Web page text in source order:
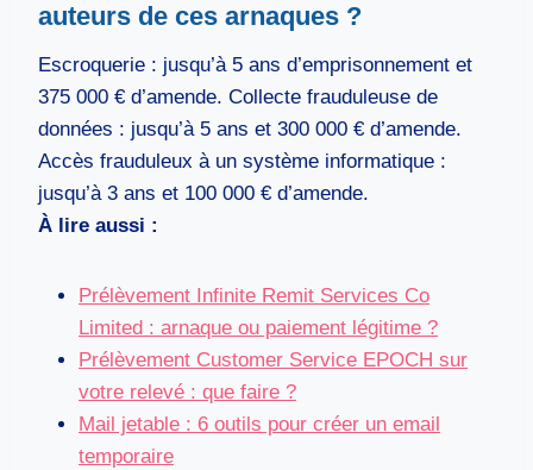
auteurs de ces arnaques ?
Escroquerie : jusqu’à 5 ans d’emprisonnement et
375 000 € d’amende. Collecte frauduleuse de
données : jusqu’à 5 ans et 300 000 € d’amende.
Accès frauduleux à un système informatique :
jusqu’à 3 ans et 100 000 € d’amende.
À lire aussi :
Prélèvement Infinite Remit Services Co
Limited : arnaque ou paiement légitime ?
Prélèvement Customer Service EPOCH sur
votre relevé : que faire ?
Mail jetable : 6 outils pour créer un email
temporaire